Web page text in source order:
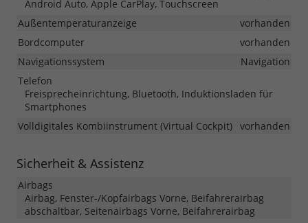
Android Auto, Apple CarPlay, Touchscreen
Außentemperaturanzeige
vorhanden
Bordcomputer
vorhanden
Navigationssystem
Navigation
Telefon
Freisprecheinrichtung, Bluetooth, Induktionsladen für
Smartphones
Volldigitales Kombiinstrument (Virtual Cockpit) vorhanden
Sicherheit & Assistenz
Airbags
Airbag, Fenster-/Kopfairbags Vorne, Beifahrerairbag
abschaltbar, Seitenairbags Vorne, Beifahrerairbag